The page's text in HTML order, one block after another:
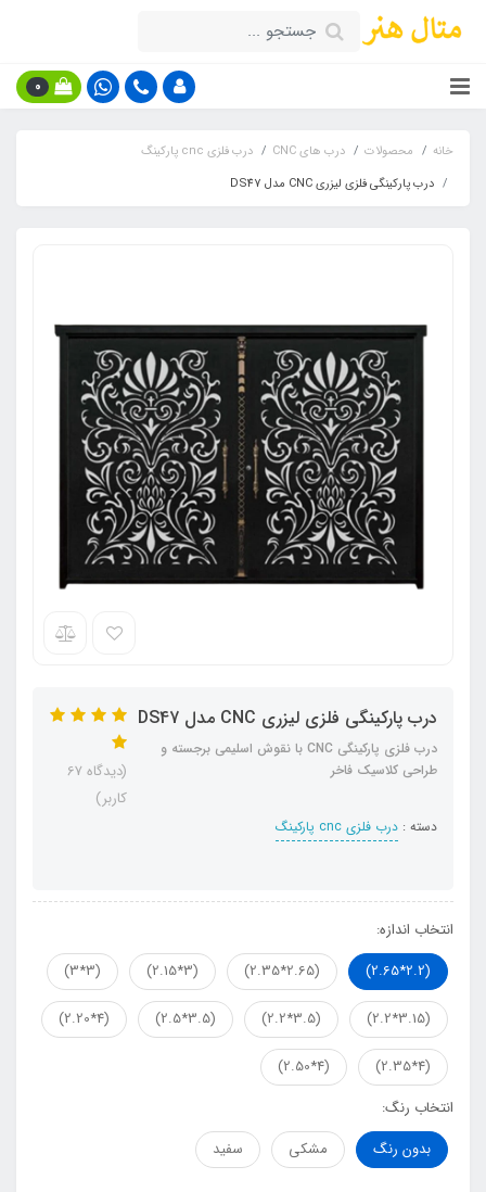
0
خانه محصولات درب های CNC
درب فلزی cnc پارکینگ
درب پارکینگی فلزی لیزری CNC مدل DS47
درب پارکینگی فلزی لیزری CNC مدل DS47
درب فلزی پارکینگی CNC با نقوش اسلیمی برجسته و
طراحی کلاسیک فاخر
دسته : درب فلزی cnc پارکینگ
(دیدگاه 67
کاربر)
انتخاب اندازه:
(2.2*2.65)
(2.65*2.35)
(3*2.15)
(3*3)
(3.15*2.2)
(3.5*2.2)
(3.5*2.5)
(4*2.20)
(4*2.35)
(4*2.50)
انتخاب رنگ:
بدون رنگ
مشکی سفید